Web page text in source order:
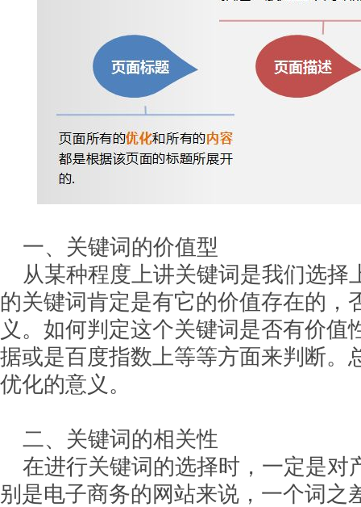
一、关键词的价值型
从某种程度上讲关键词是我们选择
的关键词肯定是有它的价值存在的，
义。如何判定这个关键词是否有价值
据或是百度指数上等等方面来判断。
优化的意义。
二、关键词的相关性
在进行关键词的选择时，一定是对
别是电子商务的网站来说，一个词之